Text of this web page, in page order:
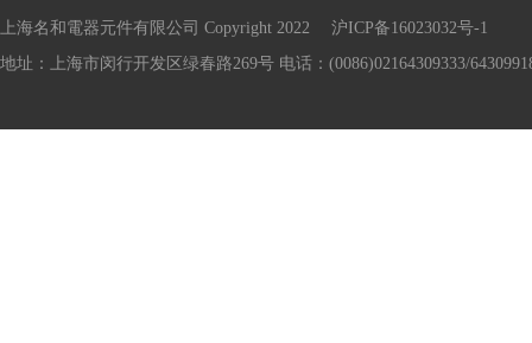
上海名和電器元件有限公司 Copyright 2022 沪ICP备16023032号-1
地址：上海市闵行开发区绿春路269号 电话：(0086)02164309333/